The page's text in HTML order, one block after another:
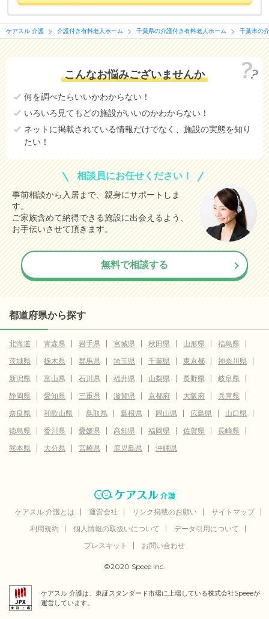
ケアスル 介護 介護付き有料老人ホーム 千葉県の介護付き有料老人ホーム 千葉市の
こんなお悩みございませんか
何を調べたらいいかわからない！
いろいろ見てもどの施設がいいのかわからない！
ネットに掲載されている情報だけでなく、施設の実態を知り
たい！
相談員にお任せください！
事前相談から入居まで、親身にサポートしま
す。
ご家族含めて納得できる施設に出会えるよう、
お手伝いさせて頂きます。
無料で相談する
都道府県から探す
北海道 青森県 岩手県 宮城県 秋田県 山形県
福島県
茨城県
栃木県 群馬県 埼玉県 千葉県 東京都
神奈川県
新潟県
富山県 石川県 福井県 山梨県 長野県
岐阜県
静岡県
愛知県 三重県 滋賀県 京都府 大阪府
兵庫県
奈良県
和歌山県 鳥取県 島根県 岡山県 広島県
山口県
徳島県
香川県 愛媛県 高知県 福岡県 佐賀県
長崎県
熊本県
大分県 宮崎県 鹿児島県 沖縄県
ケアスル 介護とは 運営会社 リンク掲載のお願い
サイトマップ
利用規約
個人情報の取扱いについて
データ引用について
プレスキット
お問い合わせ
©2020 Speee Inc.
ケアスル 介護は、東証スタンダード市場に上場している株式会社Speeeが
運営しています。